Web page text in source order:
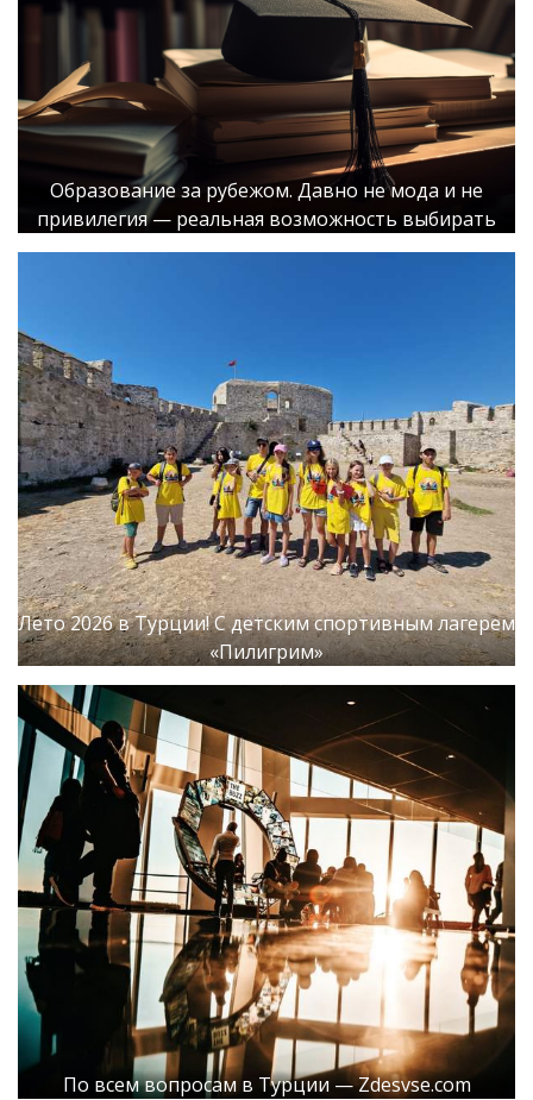
Образование за рубежом. Давно не мода и не
привилегия — реальная возможность выбирать
Лето 2026 в Турции! С детским спортивным лагерем
«Пилигрим»
По всем вопросам в Турции — Zdesvse.com